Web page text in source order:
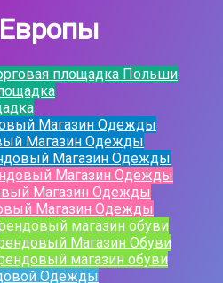
площадка Польши
Магазин Одежды
Магазин Одежды
Магазин Одежды
Магазин Одежды
Магазин Одежды
Магазин Одежды
магазин обуви
Магазин Обуви
магазин обуви
Одежды